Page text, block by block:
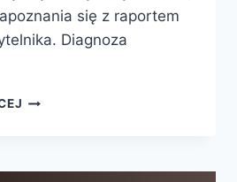
się z raportem
Diagnoza
RAPORT:
DIAGNOZA